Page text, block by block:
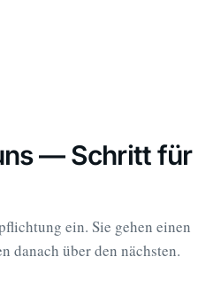
— Schritt für
ein. Sie gehen einen
danach über den nächsten.